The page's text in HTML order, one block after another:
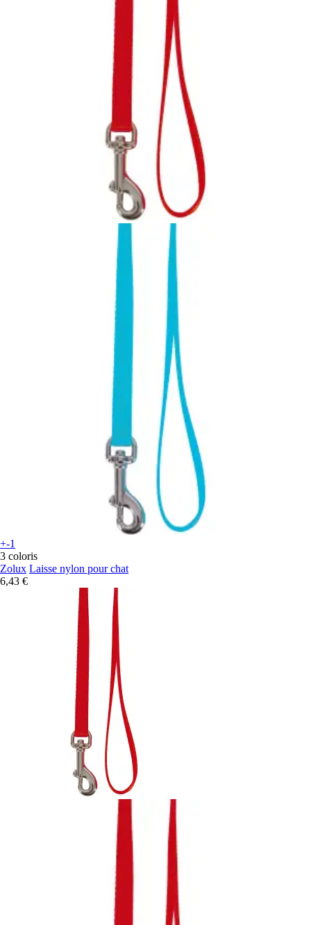
+-1
3 coloris
Zolux Laisse nylon pour chat
6,43 €